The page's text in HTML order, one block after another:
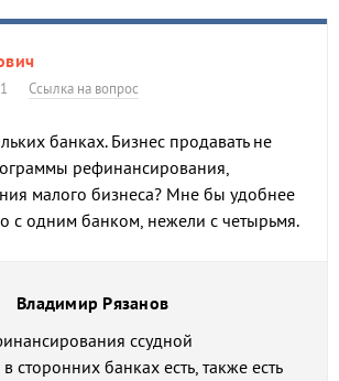
Ссылка на вопрос
банках. Бизнес продавать не
рефинансирования,
малого бизнеса? Мне бы удобнее
с одним банком, нежели с четырьмя.
Владимир Рязанов
ссудной
сторонних банках есть, также есть